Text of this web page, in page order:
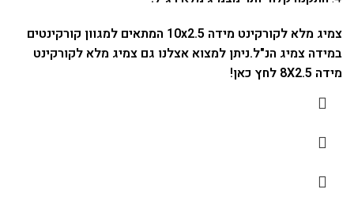
צמיג מלא לקורקינט מידה 10x2.5 המתאים למגוון קורקינטים
במידה צמיג הנ"ל.ניתן למצוא אצלנו גם צמיג מלא לקורקינט
מידה 8X2.5 לחץ כאן
!